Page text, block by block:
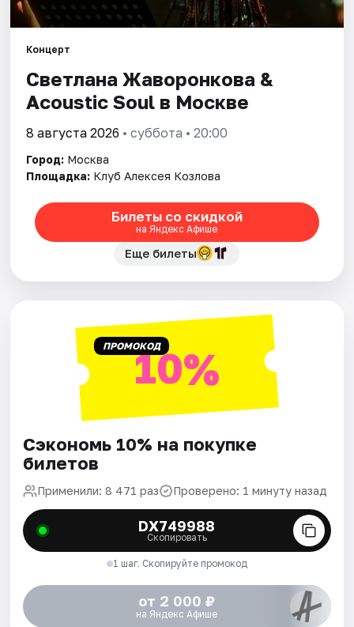
Площадки
Артисты
Концерт
Светлана Жаворонкова &
Acoustic Soul в Москве
8 августа 2026 • суббота • 20:00
Город: Москва
Площадка: Клуб Алексея Козлова
Билеты со скидкой
на Яндекс Афише
Еще билеты
ПРОМОКОД10%
Сэкономь 10% на покупке
билетов
Применили: 8 471 раз Проверено: 1 минуту назад
DX749988
Скопировать
1 шаг. Скопируйте промокод
от 2 000 ₽
на Яндекс Афише